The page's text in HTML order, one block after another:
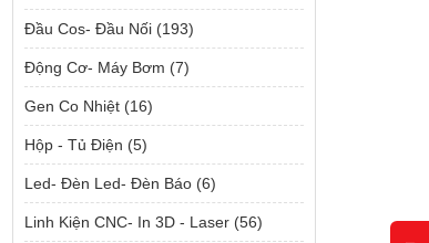
Đầu Cos- Đầu Nối (193)
Động Cơ- Máy Bơm (7)
Gen Co Nhiệt (16)
Hộp - Tủ Điện (5)
Led- Đèn Led- Đèn Báo (6)
Linh Kiện CNC- In 3D - Laser (56)